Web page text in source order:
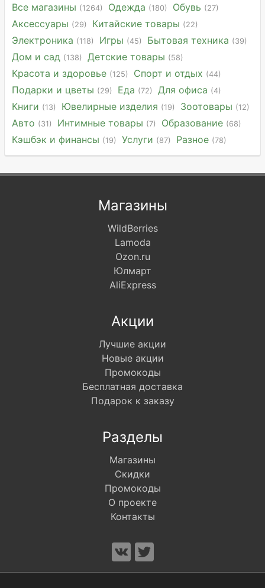
Все магазины (1264) Одежда (180) Обувь (27)
Аксессуары (29) Китайские товары (22)
Электроника (118) Игры (45) Бытовая техника (39)
Дом и сад (138) Детские товары (58)
Красота и здоровье (125) Спорт и отдых (44)
Подарки и цветы (29) Еда (72) Для офиса (4)
Книги (13) Ювелирные изделия (19) Зоотовары (12)
Авто (31) Интимные товары (7) Образование (68)
Кэшбэк и финансы (19) Услуги (87) Разное (78)
Магазины
WildBerries
Lamoda
Ozon.ru
Юлмарт
AliExpress
Акции
Лучшие акции
Новые акции
Промокоды
Бесплатная доставка
Подарок к заказу
Разделы
Магазины
Скидки
Промокоды
О проекте
Контакты